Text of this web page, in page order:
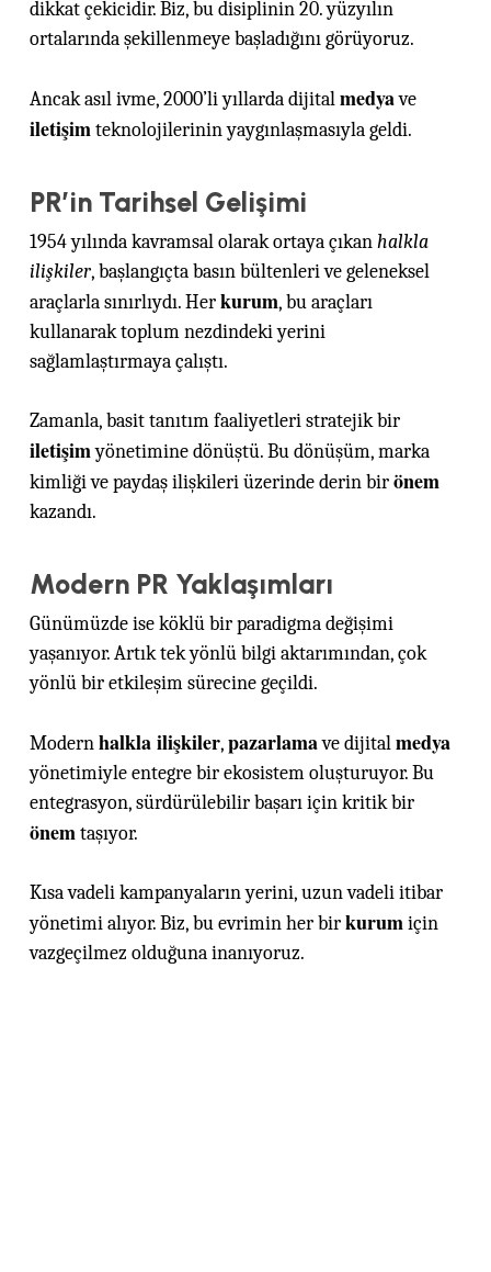
dikkat çekicidir. Biz, bu disiplinin 20. yüzyılın
ortalarında şekillenmeye başladığını görüyoruz.
Ancak asıl ivme, 2000’li yıllarda dijitalmedyave
iletişimteknolojilerinin yaygınlaşmasıyla geldi.
PR’in Tarihsel Gelişimi
1954 yılında kavramsal olarak ortaya çıkanhalkla
ilişkiler, başlangıçta basın bültenleri ve geleneksel
araçlarla sınırlıydı. Herkurum, bu araçları
kullanarak toplum nezdindeki yerini
sağlamlaştırmaya çalıştı.
Zamanla, basit tanıtım faaliyetleri stratejik bir
iletişimyönetimine dönüştü. Bu dönüşüm, marka
kimliği ve paydaş ilişkileri üzerinde derin birönem
kazandı.
Modern PR Yaklaşımları
Günümüzde ise köklü bir paradigma değişimi
yaşanıyor. Artık tek yönlü bilgi aktarımından, çok
yönlü bir etkileşim sürecine geçildi.
Modernhalkla ilişkiler,pazarlamave dijitalmedya
yönetimiyle entegre bir ekosistem oluşturuyor. Bu
entegrasyon, sürdürülebilir başarı için kritik bir
önemtaşıyor.
Kısa vadeli kampanyaların yerini, uzun vadeli itibar
yönetimi alıyor. Biz, bu evrimin her birkurumiçin
vazgeçilmez olduğuna inanıyoruz.